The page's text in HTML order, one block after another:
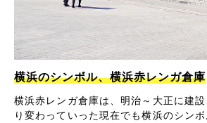
横浜のシンボル、横浜赤レンガ倉庫
横浜赤レンガ倉庫は、明治～大正に建
り変わっていった現在でも横浜のシン